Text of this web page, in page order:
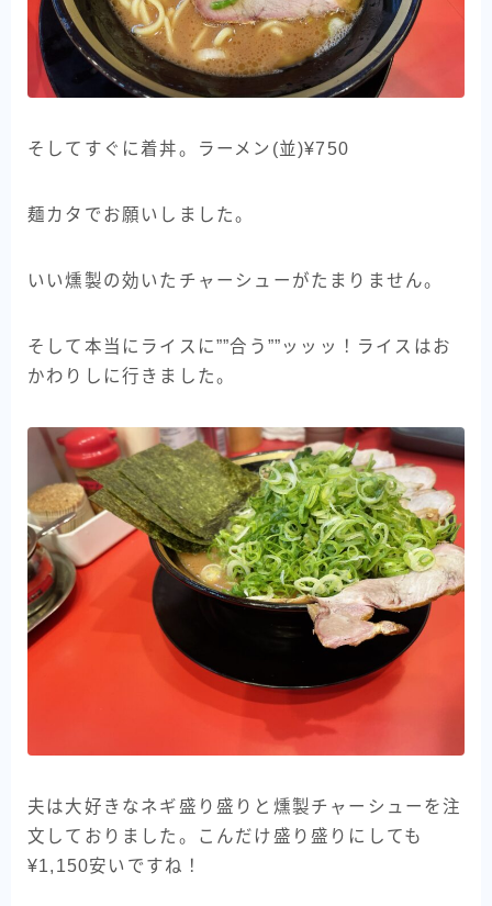
そしてすぐに着丼。ラーメン(並)¥750
麺カタでお願いしました。
いい燻製の効いたチャーシューがたまりません。
そして本当にライスに””合う””ッッッ！ライスはお
かわりしに行きました。
夫は大好きなネギ盛り盛りと燻製チャーシューを注
文しておりました。こんだけ盛り盛りにしても
¥1,150安いですね！